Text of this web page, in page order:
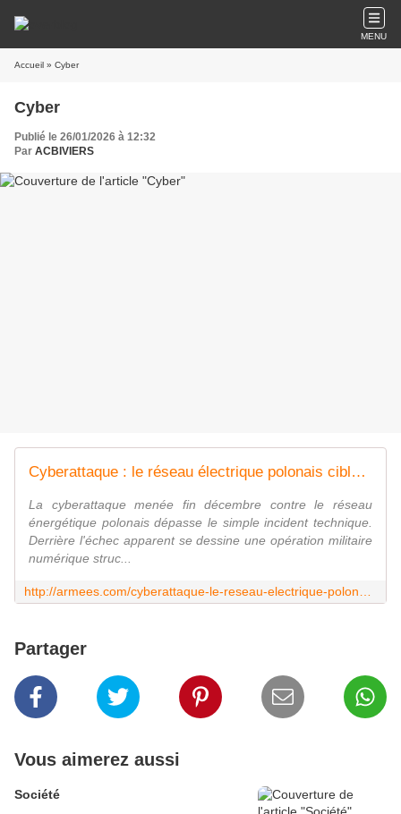
MENU
Accueil » Cyber
Cyber
Publié le 26/01/2026 à 12:32
Par ACBIVIERS
Cyberattaque : le réseau électrique polonais ciblé par la Russie
La cyberattaque menée fin décembre contre le réseau
énergétique polonais dépasse le simple incident technique.
Derrière l'échec apparent se dessine une opération militaire
numérique struc...
Partager
Vous aimerez aussi
Société